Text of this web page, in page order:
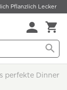
Pflanzlich Lecker
perfekte Dinner